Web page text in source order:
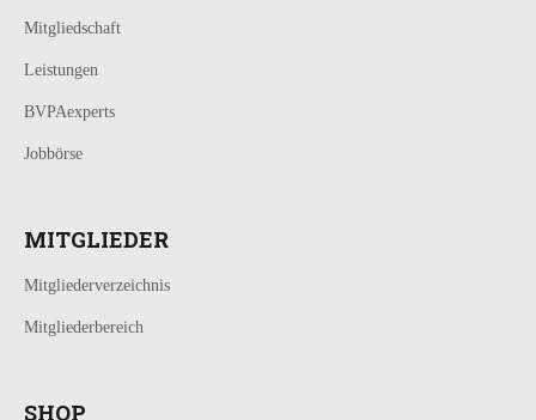
Mitgliedschaft
Leistungen
BVPAexperts
Jobbörse
MITGLIEDER
Mitgliederverzeichnis
Mitgliederbereich
SHOP